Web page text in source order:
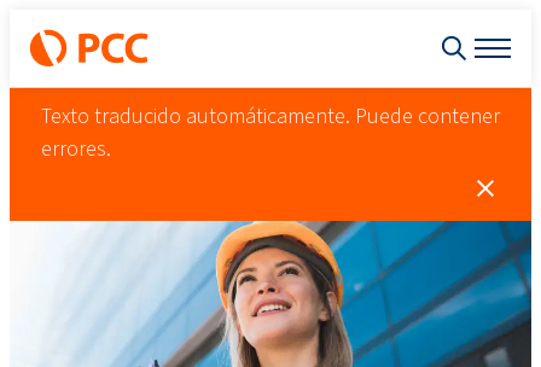
Texto traducido automáticamente. Puede contener
errores.